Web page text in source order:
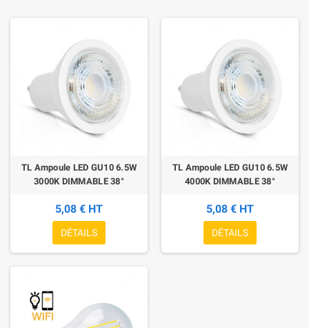
TL Ampoule LED GU10 6.5W
3000K DIMMABLE 38°
5,08 € HT
DÉTAILS
TL Ampoule LED GU10 6.5W
4000K DIMMABLE 38°
5,08 € HT
DÉTAILS